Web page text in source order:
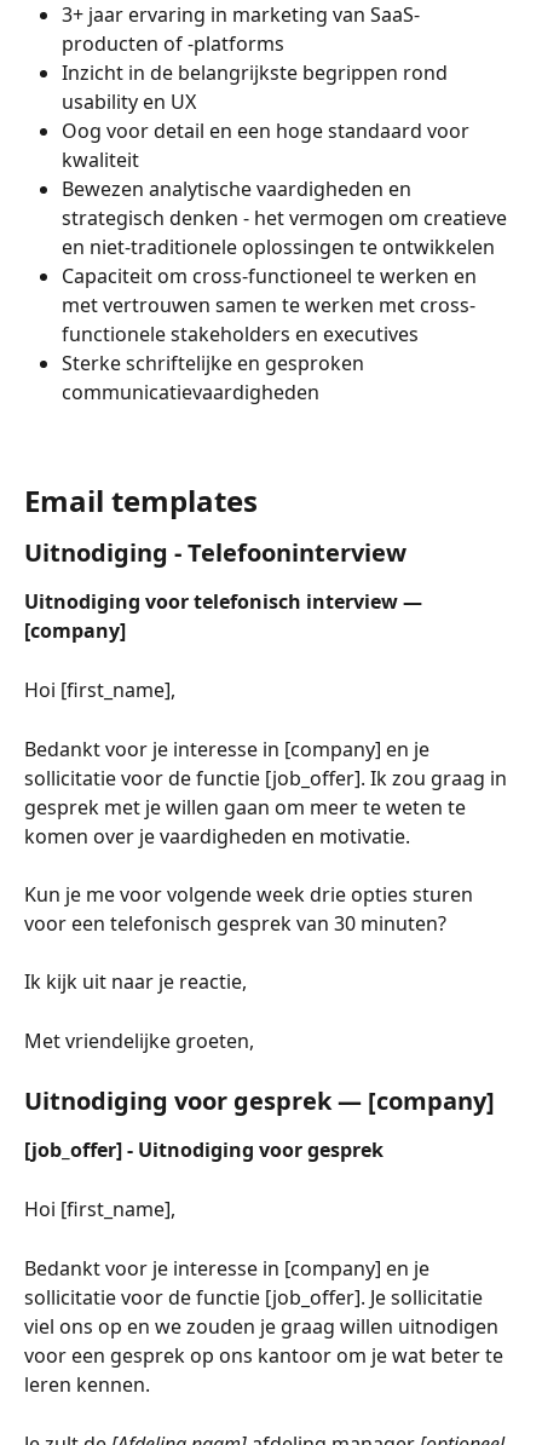
3+ jaar ervaring in marketing van SaaS-
producten of -platforms
Inzicht in de belangrijkste begrippen rond
usability en UX
Oog voor detail en een hoge standaard voor
kwaliteit
Bewezen analytische vaardigheden en
strategisch denken - het vermogen om creatieve
en niet-traditionele oplossingen te ontwikkelen
Capaciteit om cross-functioneel te werken en
met vertrouwen samen te werken met cross-
functionele stakeholders en executives
Sterke schriftelijke en gesproken
communicatievaardigheden
Email templates
Uitnodiging - Telefooninterview
Uitnodiging voor telefonisch interview —
[company]
Hoi [first_name],
Bedankt voor je interesse in [company] en je
sollicitatie voor de functie [job_offer]. Ik zou graag in
gesprek met je willen gaan om meer te weten te
komen over je vaardigheden en motivatie.
Kun je me voor volgende week drie opties sturen
voor een telefonisch gesprek van 30 minuten?
Ik kijk uit naar je reactie,
Met vriendelijke groeten,
Uitnodiging voor gesprek — [company]
[job_offer] - Uitnodiging voor gesprek
Hoi [first_name],
Bedankt voor je interesse in [company] en je
sollicitatie voor de functie [job_offer]. Je sollicitatie
viel ons op en we zouden je graag willen uitnodigen
voor een gesprek op ons kantoor om je wat beter te
leren kennen.